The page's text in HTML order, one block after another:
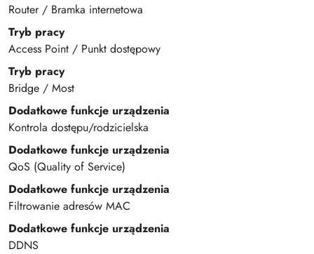
Router / Bramka internetowa
Tryb pracy
Access Point / Punkt dostępowy
Tryb pracy
Bridge / Most
Dodatkowe funkcje urządzenia
Kontrola dostępu/rodzicielska
Dodatkowe funkcje urządzenia
QoS (Quality of Service)
Dodatkowe funkcje urządzenia
Filtrowanie adresów MAC
Dodatkowe funkcje urządzenia
DDNS